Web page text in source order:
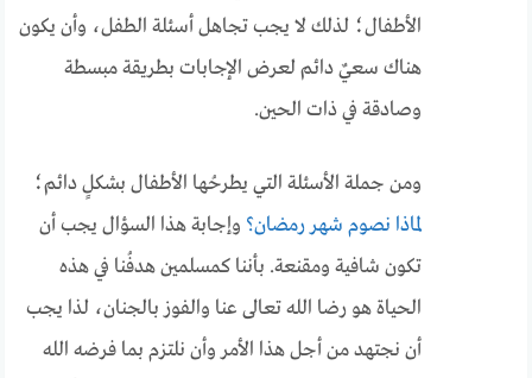
الأطفال؛ لذلك لا يجب تجاهل أسئلة الطفل، وأن يكون
هناك سعيٌ دائم لعرض الإجابات بطريقة مبسطة
وصادقة في ذات الحين.
ومن جملة الأسئلة التي يطرحُها الأطفال بشكلٍ دائم؛
لماذا نصوم شهر رمضان؟ وإجابة هذا السؤال يجب أن
تكون شافية ومقنعة. بأننا كمسلمين هدفُنا في هذه
الحياة هو رضا الله تعالى عنا والفوز بالجنان، لذا يجب
أن نجتهد من أجل هذا الأمر وأن نلتزم بما فرضه الله